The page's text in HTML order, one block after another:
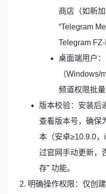
商店（如新
“Telegram
Telegram FZ-
桌面端用户
（Windows/
频道权限批量
版本校验：安装后
查看版本号，确保
本（安卓≥10.9.0
过官网手动更新，
存” 功能。
2. 明确操作权限：仅创